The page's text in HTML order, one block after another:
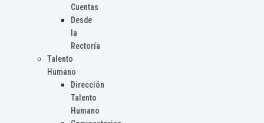
Cuentas
Desde
la
Rectoría
Talento
Humano
Dirección
Talento
Humano